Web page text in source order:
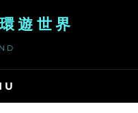
遊世界